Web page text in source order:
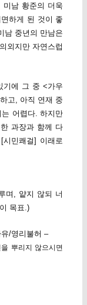
미남 황준의 더욱
하게 된 것이 좋
남 중년의 만남은
외지만 자연스럽
기에 그 중 <가우
고, 아직 연재 중
어렵다. 하지만
과장과 함께 다
민쾌걸] 이래로
며, 얕지 않되 너
목표.)
유/영리불허 –
뿌리지 않으시면